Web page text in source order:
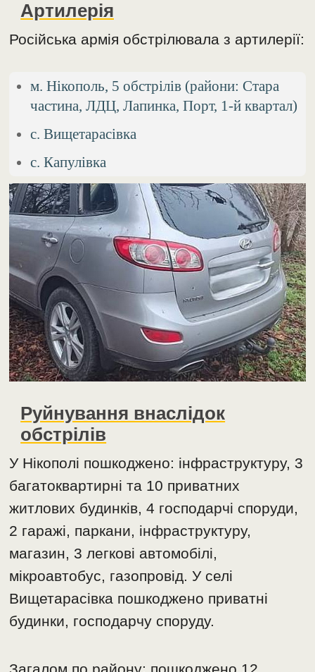
Артилерія
Російська армія обстрілювала з артилерії:
м. Нікополь, 5 обстрілів (райони: Стара
частина, ЛДЦ, Лапинка, Порт, 1-й квартал)
с. Вищетарасівка
с. Капулівка
Руйнування внаслідок
обстрілів
У Нікополі пошкоджено: інфраструктуру, 3
багатоквартирні та 10 приватних
житлових будинків, 4 господарчі споруди,
2 гаражі, паркани, інфраструктуру,
магазин, 3 легкові автомобілі,
мікроавтобус, газопровід. У cелі
Вищетарасівка пошкоджено приватні
будинки, господарчу споруду.